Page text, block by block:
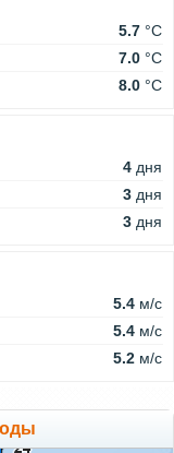
5.7 °C
7.0 °C
8.0 °C
4 дня
3 дня
3 дня
5.4 м/c
5.4 м/c
5.2 м/c